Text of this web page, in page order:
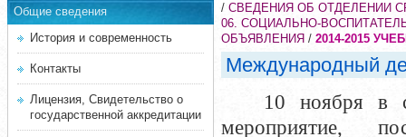
Общие сведения
История и современность
Контакты
Лицензия, Свидетельство о
государственной аккредитации
/ СВЕДЕНИЯ ОБ ОТДЕЛЕНИИ
06. СОЦИАЛЬНО-
ОБЪЯВЛЕНИЯ / 2014-2015
Международный
10 ноября в
мероприятие,